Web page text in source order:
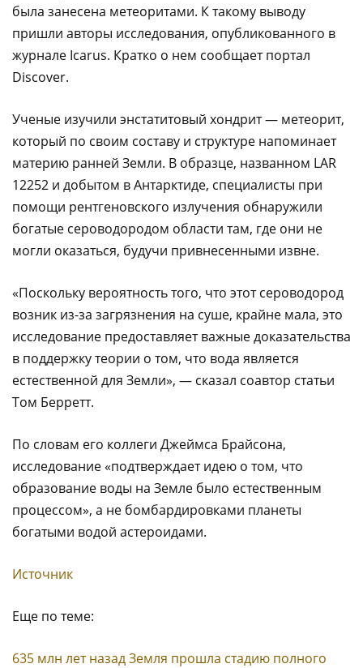
была занесена метеоритами. К такому выводу
пришли авторы исследования, опубликованного в
журнале Icarus. Кратко о нем сообщает портал
Discover.
Ученые изучили энстатитовый хондрит — метеорит,
который по своим составу и структуре напоминает
материю ранней Земли. В образце, названном LAR
12252 и добытом в Антарктиде, специалисты при
помощи рентгеновского излучения обнаружили
богатые сероводородом области там, где они не
могли оказаться, будучи привнесенными извне.
«Поскольку вероятность того, что этот сероводород
возник из-за загрязнения на суше, крайне мала, это
исследование предоставляет важные доказательства
в поддержку теории о том, что вода является
естественной для Земли», — сказал соавтор статьи
Том Берретт.
По словам его коллеги Джеймса Брайсона,
исследование «подтверждает идею о том, что
образование воды на Земле было естественным
процессом», а не бомбардировками планеты
богатыми водой астероидами.
Источник
Еще по теме:
635 млн лет назад Земля прошла стадию полного